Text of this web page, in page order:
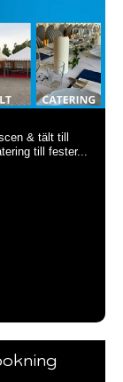
& tält till
till fester...